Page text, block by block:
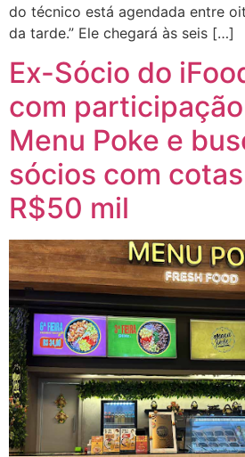
do técnico está agendada entre
da tarde.” Ele chegará às seis […]
Ex-Sócio do
com
Menu Poke e
sócios com
R$50 mil